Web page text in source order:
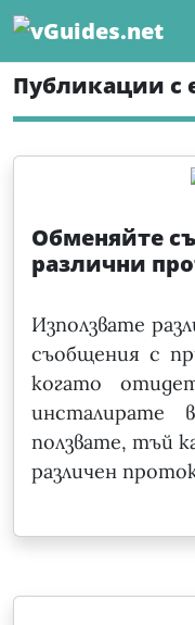
Skip
content
Публикации с
Обменяйте
различни
Използвате
съобщения с
когато
инсталирате
ползвате, тъй
различен